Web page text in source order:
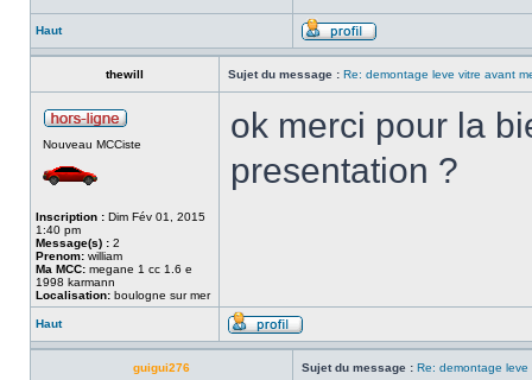
Haut
thewill Sujet du message : Re: demontage leve vitre avant
Nouveau MCCiste
Inscription : Dim Fév 01, 2015
1:40 pm
Message(s) : 2
Prenom: william
Ma MCC: megane 1 cc 1.6 e
1998 karmann
Localisation: boulogne sur mer
ok merci pour la
presentation ?
Haut
guigui276 Sujet du message : Re: demontage